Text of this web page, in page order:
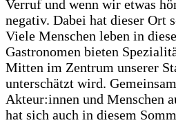
Verruf und wenn wir etwas
negativ. Dabei hat dieser Ort
Viele Menschen leben in
Gastronomen bieten
Mitten im Zentrum unserer
unterschätzt wird.
Akteur:innen und Menschen
hat sich auch in diesem